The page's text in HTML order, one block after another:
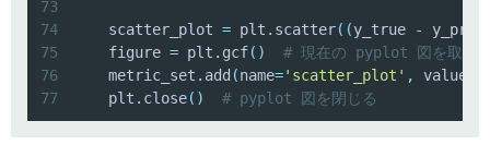
73
74
    scatter_plot
= plt . scatter( (y_true - y_pred
75
    figure
= plt . gcf( )
# 現在の pyplot 図を取得
76
    metric_set
. add (name='scatter_plot' , value
77
    plt
. close( ) # pyplot 図を閉じる